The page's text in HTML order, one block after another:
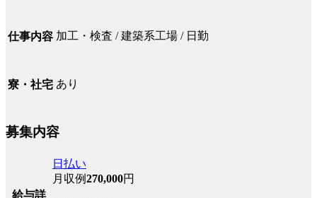
仕事内容 加工・検査 / 建築系工場 / 日勤
寮・社宅 あり
募集内容
給与詳
日払い
月収例270,000円